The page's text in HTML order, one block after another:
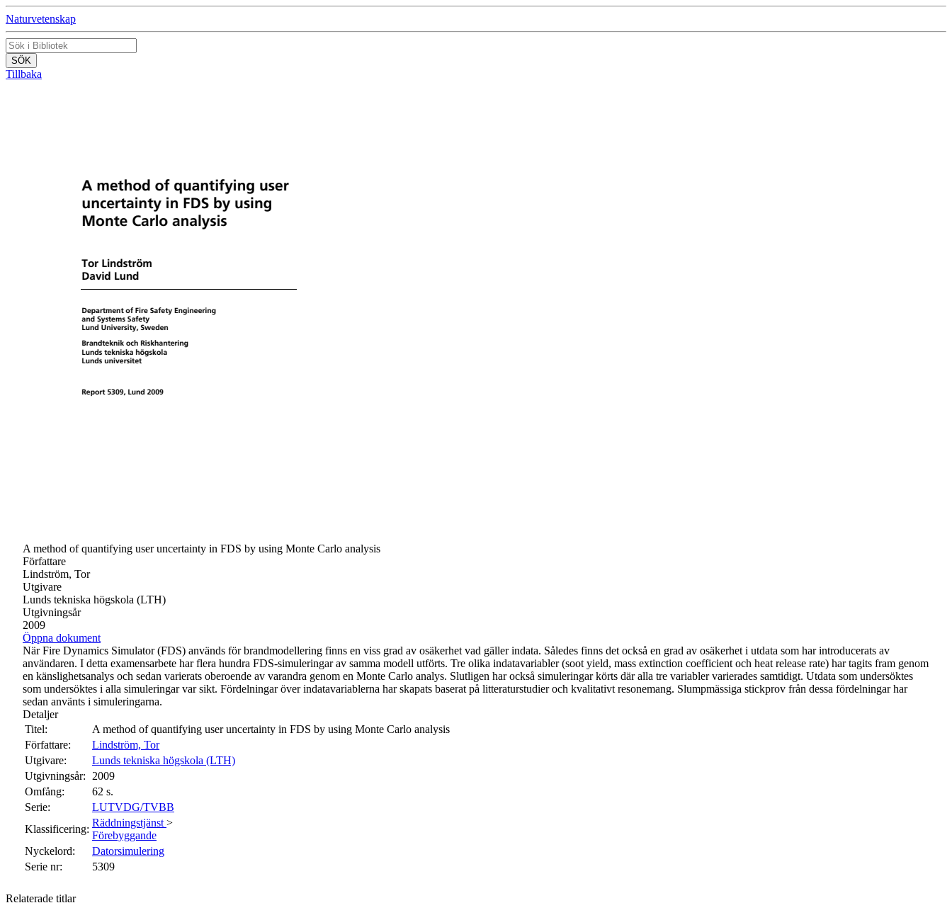
Naturvetenskap
Tillbaka
A method of quantifying user uncertainty in FDS by using Monte Carlo analysis
Författare
Lindström, Tor
Utgivare
Lunds tekniska högskola (LTH)
Utgivningsår
2009
Öppna dokument
När Fire Dynamics Simulator (FDS) används för brandmodellering finns en viss grad av osäkerhet vad gäller indata. Således finns det också en grad av osäkerhet i utdata som har introducerats av
användaren. I detta examensarbete har flera hundra FDS-simuleringar av samma modell utförts. Tre olika indatavariabler (soot yield, mass extinction coefficient och heat release rate) har tagits fram genom
en känslighetsanalys och sedan varierats oberoende av varandra genom en Monte Carlo analys. Slutligen har också simuleringar körts där alla tre variabler varierades samtidigt. Utdata som undersöktes
som undersöktes i alla simuleringar var sikt. Fördelningar över indatavariablerna har skapats baserat på litteraturstudier och kvalitativt resonemang. Slumpmässiga stickprov från dessa fördelningar har
sedan använts i simuleringarna.
Detaljer
Titel:
A method of quantifying user uncertainty in FDS by using Monte Carlo analysis
Författare:
Lindström, Tor
Utgivare:
Lunds tekniska högskola (LTH)
Utgivningsår:
2009
Omfång:
62 s.
Serie:
LUTVDG/TVBB
Klassificering:
Räddningstjänst >
Förebyggande
Nyckelord:
Datorsimulering
Serie nr:
5309
Relaterade titlar